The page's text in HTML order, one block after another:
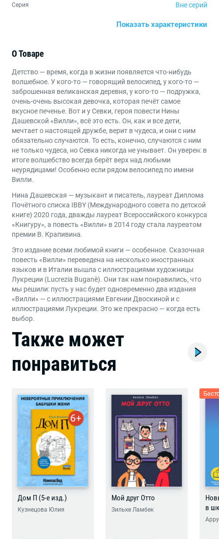
Серия Вне серий
140х210
Возраст
Жанры Веселые книги, Приключения
Показать характеристики
О Товаре
Детство — время, когда в жизни появляется что-нибудь
волшебное. У кого-то — говорящий велосипед, у кого-то —
заброшенная великанская деревня, у кого-то — подружка,
очень-очень высокая девочка, которая печёт самое
вкусное печенье. Вот и у Севки, героя повести Нины
Дашевской «Вилли», всё это есть. Он, как и все дети,
мечтает о настоящей дружбе, верит в чудеса, и они с ним
обязательно случаются. То есть, конечно, случаются с ним
не только чудеса, но Севка никогда не унывает. Он уверен: в
итоге волшебство всегда берёт верх над любыми
неурядицами! Особенно если рядом велосипед по имени
Вилли.
Нина Дашевская — музыкант и писатель, лауреат Диплома
Почётного списка IBBY (Международного совета по детской
книге) 2020 года, дважды лауреат Всероссийского конкурса
«Книгуру», а повесть «Вилли» в 2014 году стала лауреатом
премии В. Крапивина.
Это издание всеми любимой книги — особенное. Сказочная
повесть «Вилли» переведена на несколько иностранных
языков и в Италии вышла с иллюстрациями художницы
Лукреции (Lucrezia Buganè). Они так нам понравились, что
мы решили: пусть у нас будет одновременно два издания
«Вилли» — с иллюстрациями Евгении Двоскиной и с
иллюстрациями Лукреции. Это же прекрасно — когда есть
выбор.
Также может
понравиться
Дом П (5-е изд.)
Кузнецова Юлия
Мой друг Отто
Зильке Ламбек
в